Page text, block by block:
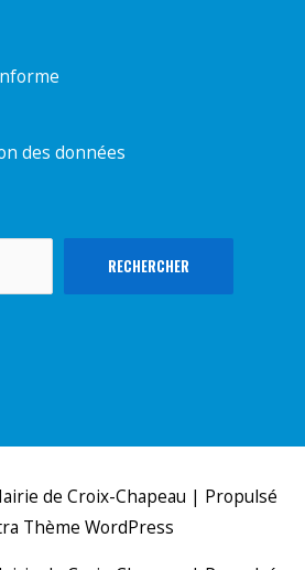
des données
RECHERCHER
de Croix-Chapeau | Propulsé
Thème WordPress